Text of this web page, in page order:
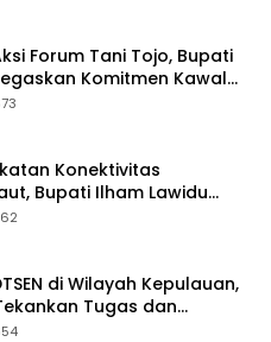
Forum Tani Tojo, Bupati
Komitmen Kawal
Lahan
Konektivitas
Bupati Ilham Lawidu
Rencana Pembangunan
di Wilayah Kepulauan,
Tugas dan
Operator